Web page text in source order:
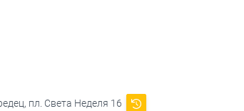
пл. Света Неделя 16